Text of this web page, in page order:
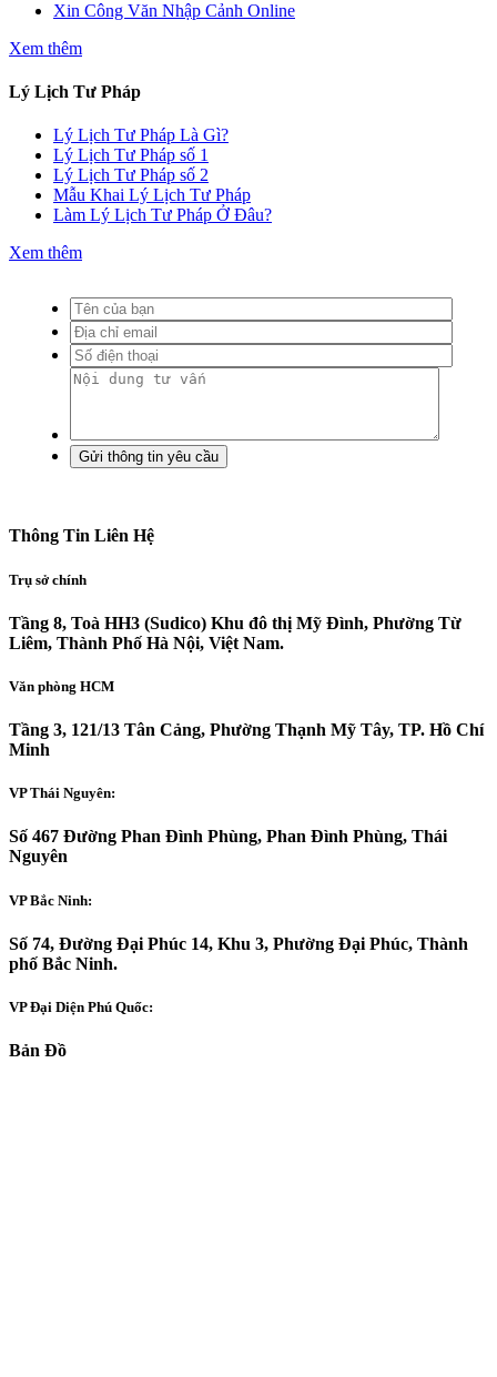
Xin Công Văn Nhập Cảnh Online
Xem thêm
Lý Lịch Tư Pháp
Lý Lịch Tư Pháp Là Gì?
Lý Lịch Tư Pháp số 1
Lý Lịch Tư Pháp số 2
Mẫu Khai Lý Lịch Tư Pháp
Làm Lý Lịch Tư Pháp Ở Đâu?
Xem thêm
Thông Tin Liên Hệ
Trụ sở chính
Tầng 8, Toà HH3 (Sudico) Khu đô thị Mỹ Đình, Phường Từ
Liêm, Thành Phố Hà Nội, Việt Nam.
Văn phòng HCM
Tầng 3, 121/13 Tân Cảng, Phường Thạnh Mỹ Tây, TP. Hồ Chí
Minh
VP Thái Nguyên:
Số 467 Đường Phan Đình Phùng, Phan Đình Phùng, Thái
Nguyên
VP Bắc Ninh:
Số 74, Đường Đại Phúc 14, Khu 3, Phường Đại Phúc, Thành
phố Bắc Ninh.
VP Đại Diện Phú Quốc:
Bản Đồ